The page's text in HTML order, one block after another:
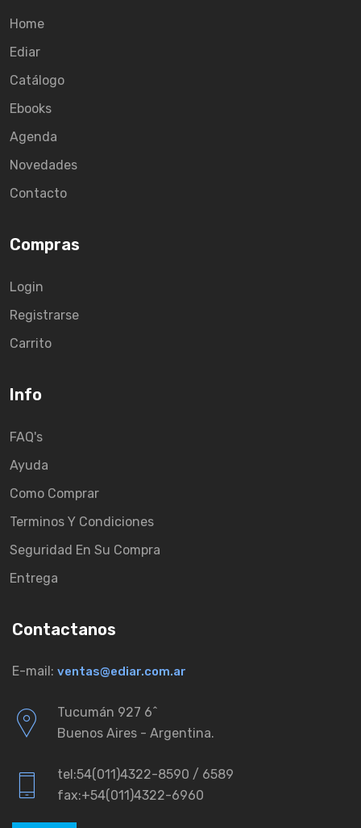
Home
Ediar
Catálogo
Ebooks
Agenda
Novedades
Contacto
Compras
Login
Registrarse
Carrito
Info
FAQ's
Ayuda
Como Comprar
Terminos Y Condiciones
Seguridad En Su Compra
Entrega
Contactanos
E-mail: ventas@ediar.com.ar
Tucumán 927 6ˆ
Buenos Aires - Argentina.
tel:54(011)4322-8590 / 6589
fax:+54(011)4322-6960